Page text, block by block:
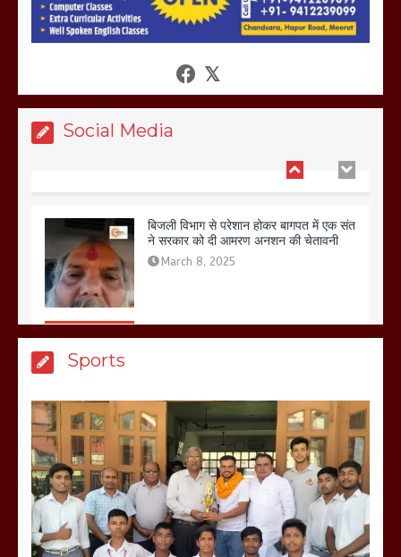
Social Media
आखिर क्यों जैनुल सालीकिन को शहर काजी नहीं
शफीकुर्रहमान रहमान ने
March 8, 2025
होलिका रखने पर लात मार कर होलिका को किया
तहस नहस,मोहल्ले वालों के साथ की गई गाली
गलोच ,कहा अगर रखी गई होली तो होगा खून
खराबा,
Sports